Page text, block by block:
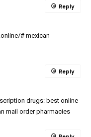
# mexican
Reply
drugs: best online
mail order pharmacies
Reply